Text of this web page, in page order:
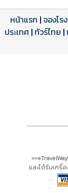
โปรแกรมทัวร์
รีวิวลูกค้าจริง
รีวิวจาก
ใบอนุญาตนำเที่ยว
เลขที่ 11/
หน้าแรก |จองโร
ประเทศ | ทัวร์ไทย |
และได้รับเครื่